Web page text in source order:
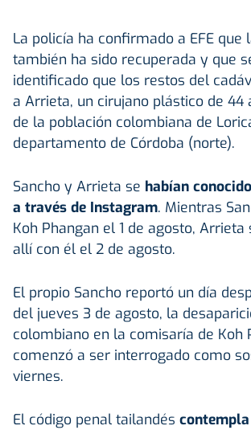
La policía ha confirmado a EFE que
también ha sido recuperada y que
identificado que los restos del
a Arrieta, un cirujano plástico de 44
de la población colombiana de
departamento de Córdoba (norte).
Sancho y Arrieta se habían
a través de Instagram. Mientras
Koh Phangan el 1 de agosto,
allí con él el 2 de agosto.
El propio Sancho reportó un día
del jueves 3 de agosto, la
colombiano en la comisaría de Koh
comenzó a ser interrogado como
viernes.
El código penal tailandés